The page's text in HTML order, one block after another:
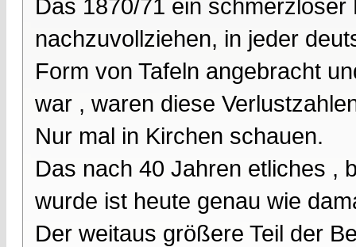
Das 1870/71 ein
nachzuvollziehen, in jeder
Form von Tafeln angebracht
war , waren diese
Nur mal in Kirchen schauen.
Das nach 40 Jahren etliches ,
wurde ist heute genau wie
Der weitaus größere Teil der